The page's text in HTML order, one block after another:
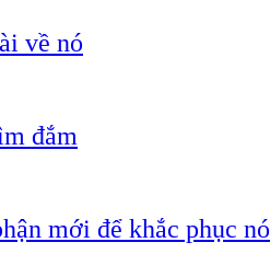
về nó
đắm
mới để khắc phục nó